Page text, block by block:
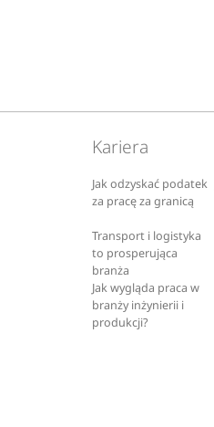
Kariera
Jak odzyskać podatek
za pracę za granicą
Transport i logistyka
to prosperująca
branża
Jak wygląda praca w
branży inżynierii i
produkcji?